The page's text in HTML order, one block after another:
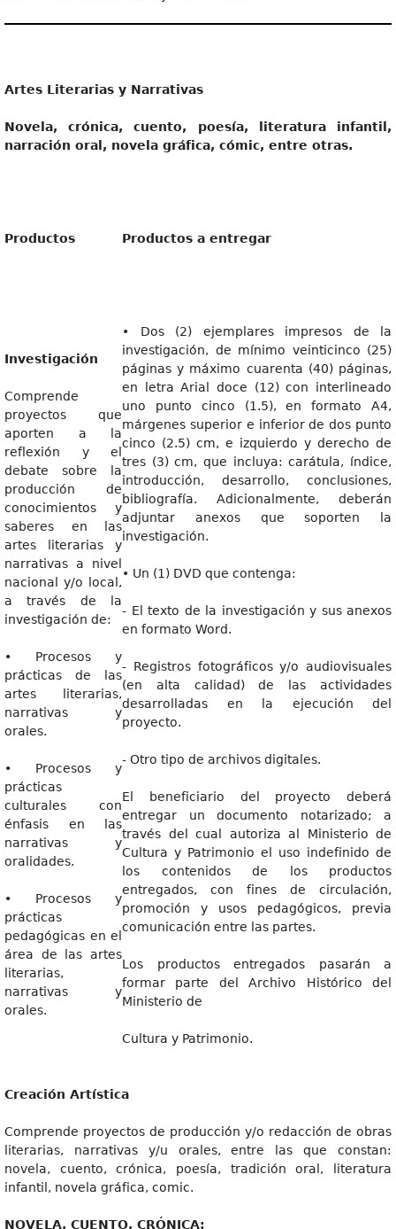
Artes Literarias y Narrativas
Novela, crónica, cuento, poesía, literatura infantil,
narración oral, novela gráfica, cómic, entre otras.
Productos Productos a entregar
Investigación
Comprende
proyectos que
aporten a la
reflexión y el
debate sobre la
producción de
conocimientos y
saberes en las
artes literarias y
narrativas a nivel
nacional y/o local,
a través de la
investigación de:
• Procesos y
prácticas de las
artes literarias,
narrativas y
orales.
• Procesos y
prácticas
culturales con
énfasis en las
narrativas y
oralidades.
• Procesos y
prácticas
pedagógicas en el
área de las artes
literarias,
narrativas y
orales.
• Dos (2) ejemplares impresos de la
investigación, de mínimo veinticinco (25)
páginas y máximo cuarenta (40) páginas,
en letra Arial doce (12) con interlineado
uno punto cinco (1.5), en formato A4,
márgenes superior e inferior de dos punto
cinco (2.5) cm, e izquierdo y derecho de
tres (3) cm, que incluya: carátula, índice,
introducción, desarrollo, conclusiones,
bibliografía. Adicionalmente, deberán
adjuntar anexos que soporten la
investigación.
• Un (1) DVD que contenga:
- El texto de la investigación y sus anexos
en formato Word.
- Registros fotográficos y/o audiovisuales
(en alta calidad) de las actividades
desarrolladas en la ejecución del
proyecto.
- Otro tipo de archivos digitales.
El beneficiario del proyecto deberá
entregar un documento notarizado; a
través del cual autoriza al Ministerio de
Cultura y Patrimonio el uso indefinido de
los contenidos de los productos
entregados, con fines de circulación,
promoción y usos pedagógicos, previa
comunicación entre las partes.
Los productos entregados pasarán a
formar parte del Archivo Histórico del
Ministerio de
Cultura y Patrimonio.
Creación Artística
Comprende proyectos de producción y/o redacción de obras
literarias, narrativas y/u orales, entre las que constan:
novela, cuento, crónica, poesía, tradición oral, literatura
infantil, novela gráfica, comic.
NOVELA, CUENTO, CRÓNICA: